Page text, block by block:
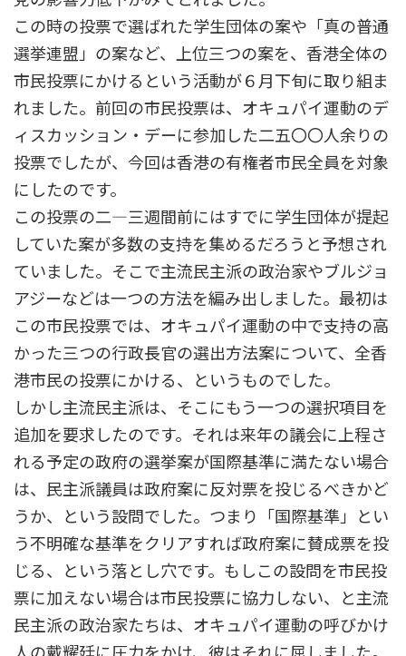
この時の投票で選ばれた学生団体の案や「真の普通
選挙連盟」の案など、上位三つの案を、香港全体の
市民投票にかけるという活動が６月下旬に取り組ま
れました。前回の市民投票は、オキュパイ運動のデ
ィスカッション・デーに参加した二五〇〇人余りの
投票でしたが、今回は香港の有権者市民全員を対象
にしたのです。
この投票の二―三週間前にはすでに学生団体が提起
していた案が多数の支持を集めるだろうと予想され
ていました。そこで主流民主派の政治家やブルジョ
アジーなどは一つの方法を編み出しました。最初は
この市民投票では、オキュパイ運動の中で支持の高
かった三つの行政長官の選出方法案について、全香
港市民の投票にかける、というものでした。
しかし主流民主派は、そこにもう一つの選択項目を
追加を要求したのです。それは来年の議会に上程さ
れる予定の政府の選挙案が国際基準に満たない場合
は、民主派議員は政府案に反対票を投じるべきかど
うか、という設問でした。つまり「国際基準」とい
う不明確な基準をクリアすれば政府案に賛成票を投
じる、という落とし穴です。もしこの設問を市民投
票に加えない場合は市民投票に協力しない、と主流
民主派の政治家たちは、オキュパイ運動の呼びかけ